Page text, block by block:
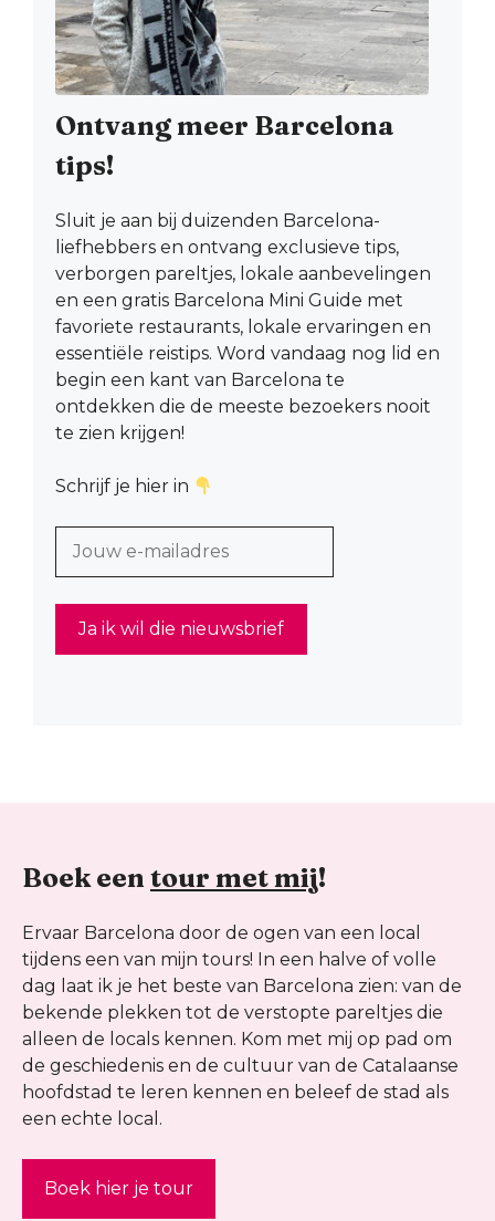
Ontvang meer Barcelona
tips!
Sluit je aan bij duizenden Barcelona-
liefhebbers en ontvang exclusieve tips,
verborgen pareltjes, lokale aanbevelingen
en een gratis Barcelona Mini Guide met
favoriete restaurants, lokale ervaringen en
essentiële reistips. Word vandaag nog lid en
begin een kant van Barcelona te
ontdekken die de meeste bezoekers nooit
te zien krijgen!
Schrijf je hier in
Boek een tour met mij!
Ervaar Barcelona door de ogen van een local
tijdens een van mijn tours! In een halve of volle
dag laat ik je het beste van Barcelona zien: van de
bekende plekken tot de verstopte pareltjes die
alleen de locals kennen. Kom met mij op pad om
de geschiedenis en de cultuur van de Catalaanse
hoofdstad te leren kennen en beleef de stad als
een echte local.
Boek hier je tour